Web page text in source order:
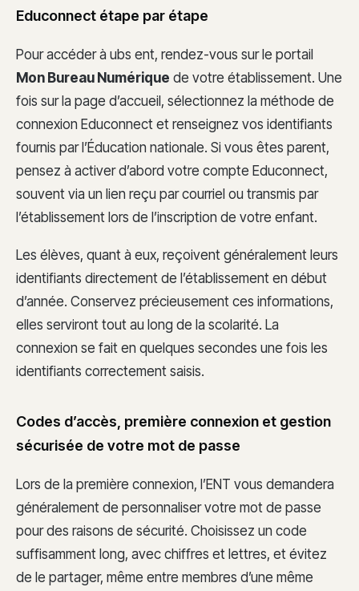
Educonnect étape par étape
Pour accéder à ubs ent, rendez-vous sur le portail
Mon Bureau Numérique de votre établissement. Une
fois sur la page d’accueil, sélectionnez la méthode de
connexion Educonnect et renseignez vos identifiants
fournis par l’Éducation nationale. Si vous êtes parent,
pensez à activer d’abord votre compte Educonnect,
souvent via un lien reçu par courriel ou transmis par
l’établissement lors de l’inscription de votre enfant.
Les élèves, quant à eux, reçoivent généralement leurs
identifiants directement de l’établissement en début
d’année. Conservez précieusement ces informations,
elles serviront tout au long de la scolarité. La
connexion se fait en quelques secondes une fois les
identifiants correctement saisis.
Codes d’accès, première connexion et gestion
sécurisée de votre mot de passe
Lors de la première connexion, l’ENT vous demandera
généralement de personnaliser votre mot de passe
pour des raisons de sécurité. Choisissez un code
suffisamment long, avec chiffres et lettres, et évitez
de le partager, même entre membres d’une même